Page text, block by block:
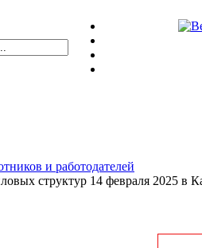
и работодателей
структур 14 февраля 2025 в